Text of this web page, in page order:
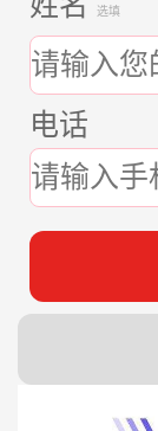
选填
电话